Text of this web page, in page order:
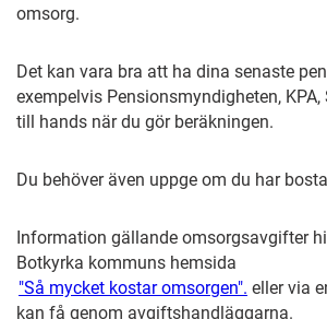
omsorg.
Det kan vara bra att ha dina senaste
exempelvis Pensionsmyndigheten, KPA,
till hands när du gör beräkningen.
Du behöver även uppge om du har
Information gällande omsorgsavgifter
Botkyrka kommuns hemsida
"Så mycket kostar omsorgen". eller via
kan få genom avgiftshandläggarna.